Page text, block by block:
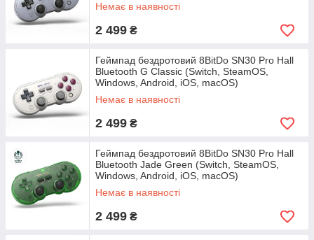
Немає в наявності
2 499 ₴
Геймпад бездротовий 8BitDo SN30 Pro Hall
Bluetooth G Classic (Switch, SteamOS,
Windows, Android, iOS, macOS)
Немає в наявності
2 499 ₴
Геймпад бездротовий 8BitDo SN30 Pro Hall
Bluetooth Jade Green (Switch, SteamOS,
Windows, Android, iOS, macOS)
Немає в наявності
2 499 ₴